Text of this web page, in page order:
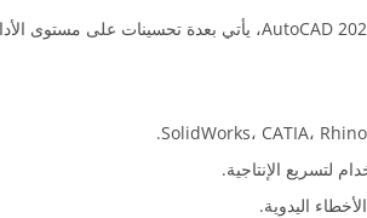
لتسريع الإنتاجية.
اليدوية.